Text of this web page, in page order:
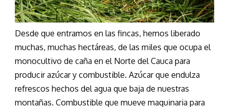
Desde que entramos en las fincas, hemos liberado
muchas, muchas hectáreas, de las miles que ocupa el
monocultivo de caña en el Norte del Cauca para
producir azúcar y combustible. Azúcar que endulza
refrescos hechos del agua que baja de nuestras
montañas. Combustible que mueve maquinaria para